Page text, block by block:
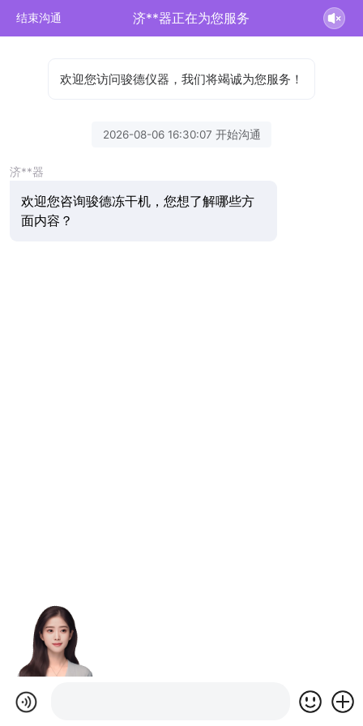
结束沟通 济**器正在为您服务
欢迎您访问骏德仪器，我们将竭诚为您服务！
2026-08-06 16:30:07 开始沟通
济**器
欢迎您咨询骏德冻干机，您想了解哪些方
面内容？